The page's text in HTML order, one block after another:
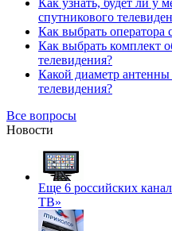
Как узнать, будет ли у
спутникового
Как выбрать оператора
Как выбрать комплект
телевидения?
Какой диаметр антенны
телевидения?
Все вопросы
Новости
Еще 6 российских
ТВ»